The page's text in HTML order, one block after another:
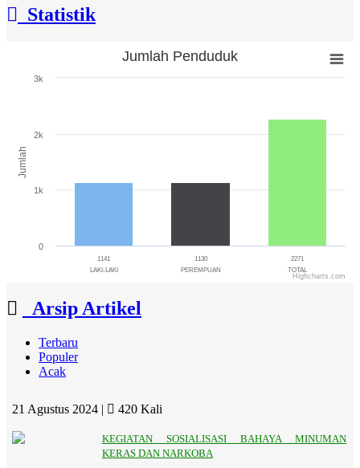
Statistik
The chart has 1 Y axis displaying Jumlah. Range: 0 to 3000.
Jumlah
Jumlah Penduduk
1141
LAKI-LAKI
1130
PEREMPUAN
2271
TOTAL
0
1k
2k
3k
Highcharts.com
Arsip Artikel
Terbaru
Populer
Acak
21 Agustus 2024 | 420 Kali
KEGIATAN SOSIALISASI BAHAYA MINUMAN
KERAS DAN NARKOBA